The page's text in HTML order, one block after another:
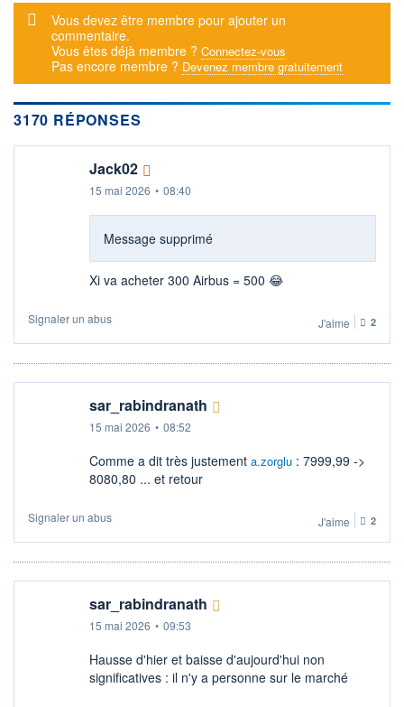
+ ALERTE + LISTE
Message d'alerte
Vous devez être membre pour ajouter un
commentaire.
Vous êtes déjà membre ? Connectez-vous
Pas encore membre ? Devenez membre gratuitement
3170 RÉPONSES
Jack02
15 mai 2026 • 08:40
Message supprimé
Xi va acheter 300 Airbus = 500 😂
Signaler un abus J'aime 2
sar_rabindranath
15 mai 2026 • 08:52
Comme a dit très justement a.zorglu : 7999,99 ->
8080,80 ... et retour
Signaler un abus J'aime 2
sar_rabindranath
15 mai 2026 • 09:53
Hausse d'hier et baisse d'aujourd'hui non
significatives : il n'y a personne sur le marché